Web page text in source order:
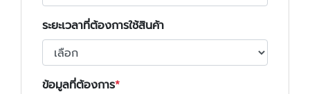
ระยะเวลาที่ต้องการใช้สินค้า
ข้อมูลที่ต้องการ